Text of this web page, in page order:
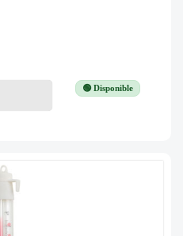
🟢 Disponible